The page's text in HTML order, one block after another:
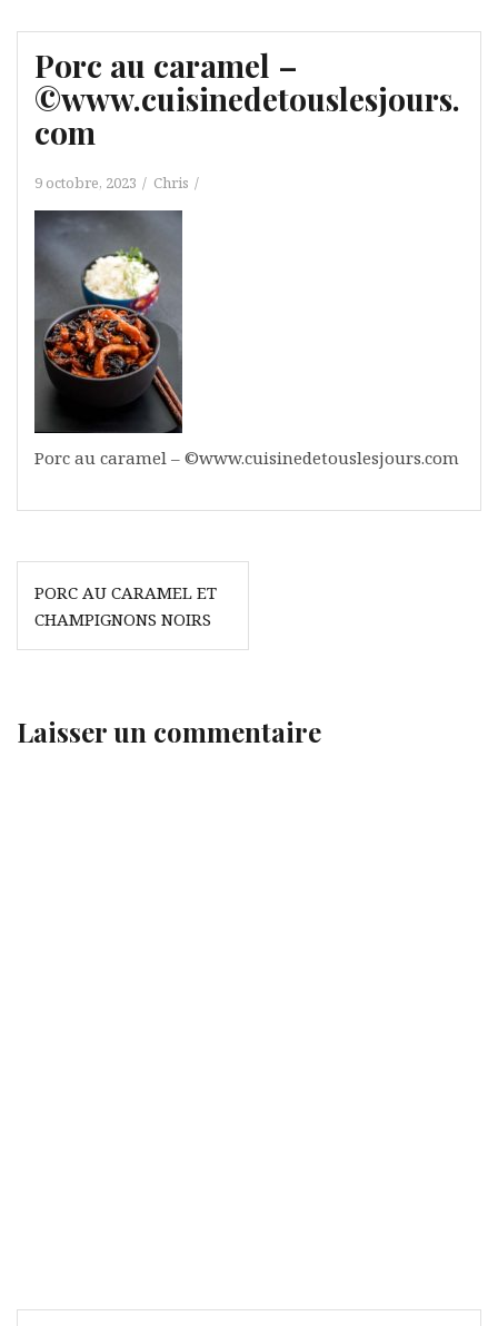
Porc au caramel –
©www.cuisinedetouslesjours.
com
9 octobre, 2023 Chris
Porc au caramel – ©www.cuisinedetouslesjours.com
Navigation
de
l’article
PORC AU CARAMEL ET
CHAMPIGNONS NOIRS
Laisser un commentaire